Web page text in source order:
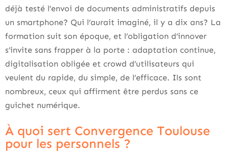
déjà testé l’envoi de documents administratifs depuis
un smartphone? Qui l’aurait imaginé, il y a dix ans? La
formation suit son époque, et l’obligation d’innover
s’invite sans frapper à la porte : adaptation continue,
digitalisation obligée et crowd d’utilisateurs qui
veulent du rapide, du simple, de l’efficace. Ils sont
nombreux, ceux qui affirment être perdus sans ce
guichet numérique.
À quoi sert Convergence Toulouse
pour les personnels ?